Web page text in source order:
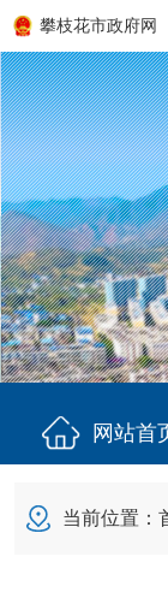
攀枝花市政府网
网站首
当前位置：